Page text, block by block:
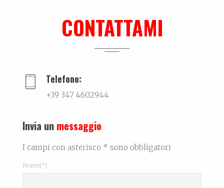
Articolo tratto da Corriere di Rimini del 10 maggi...
CONTATTAMI
Telefono:
+39 347 4602944
Invia un messaggio
I campi con asterisco * sono obbligatori
Nome(*)